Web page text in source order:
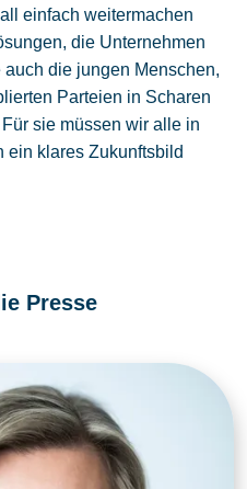
einfach weitermachen
die Unternehmen
die jungen Menschen,
Parteien in Scharen
sie müssen wir alle in
ein klares Zukunftsbild
Presse